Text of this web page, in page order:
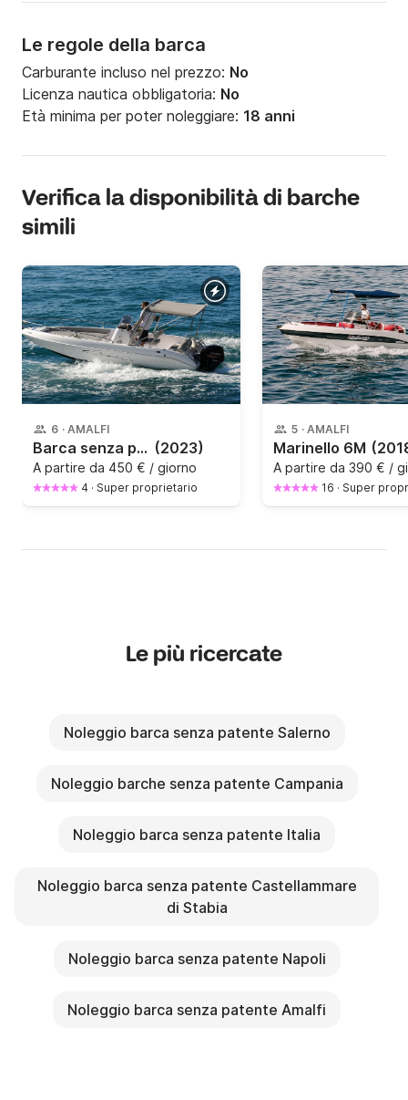
Le regole della barca
Carburante incluso nel prezzo: No
Licenza nautica obbligatoria: No
Età minima per poter noleggiare: 18 anni
Verifica la disponibilità di barche
simili
6 · AMALFI
Barca senza patente Aquabat Sportline 19 (2023)
A partire da 450 € / giorno
4 · Super proprietario
5 · AMALFI
Marinello 6M
A partire da 390 € /
16 · Super
Le più ricercate
Noleggio barca senza patente Salerno
Noleggio barche senza patente Campania
Noleggio barca senza patente Italia
Noleggio barca senza patente Castellammare
di Stabia
Noleggio barca senza patente Napoli
Noleggio barca senza patente Amalfi